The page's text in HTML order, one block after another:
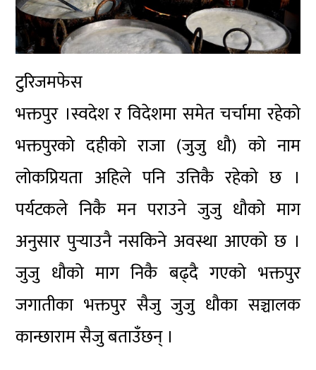
टुरिजमफेस
भक्तपुर ।स्वदेश र विदेशमा समेत चर्चामा रहेको
भक्तपुरको दहीको राजा (जुजु धौ) को नाम
लोकप्रियता अहिले पनि उत्तिकै रहेको छ ।
पर्यटकले निकै मन पराउने जुजु धौको माग
अनुसार पुर्‍याउनै नसकिने अवस्था आएको छ ।
जुजु धौको माग निकै बढ्दै गएको भक्तपुर
जगातीका भक्तपुर सैजु जुजु धौका सञ्चालक
कान्छाराम सैजु बताउँछन् ।